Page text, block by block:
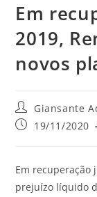
Em
2019,
novos
Giansante
19/11/2020
Em recuperação
prejuízo líquido